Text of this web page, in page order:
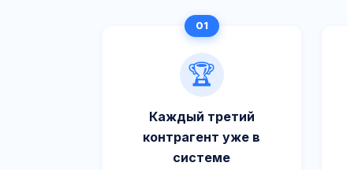
🏆
Каждый третий
контрагент уже в
системе